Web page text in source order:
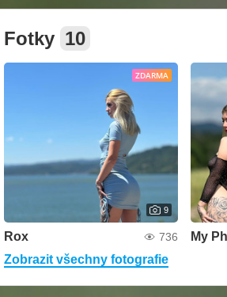
Fotky 10
ZDARMA
9
Rox 736 My
Zobrazit všechny fotografie